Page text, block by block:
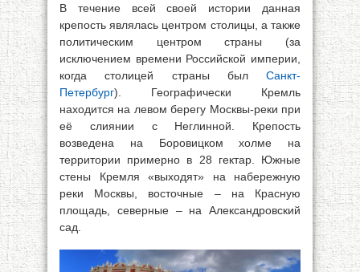
В течение всей своей истории данная
крепость являлась центром столицы, а также
политическим центром страны (за
исключением времени Российской империи,
когда столицей страны был Санкт-
Петербург). Географически Кремль
находится на левом берегу Москвы-реки при
её слиянии с Неглинной. Крепость
возведена на Боровицком холме на
территории примерно в 28 гектар. Южные
стены Кремля «выходят» на набережную
реки Москвы, восточные – на Красную
площадь, северные – на Александровский
сад.